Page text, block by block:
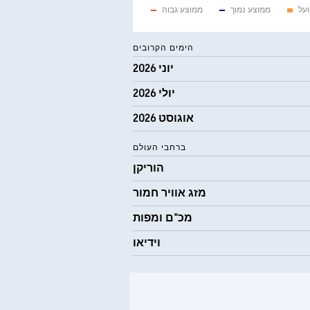
ממוצע גבוה ממוצע נמוך
הימים הקרובים
יוני 2026
יולי 2026
אוגוסט 2026
ברחבי העולם
הוריקן
מזג אוויר חמור
מכ"ם ומפות
וידיאו